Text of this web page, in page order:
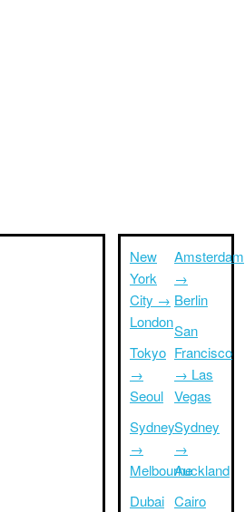
New
York
City →
London
Tokyo
→
Seoul
Sydney
→
Melbourne
Dubai
Amsterdam
→
Berlin
San
Francisco
→ Las
Vegas
Sydney
→
Auckland
Cairo